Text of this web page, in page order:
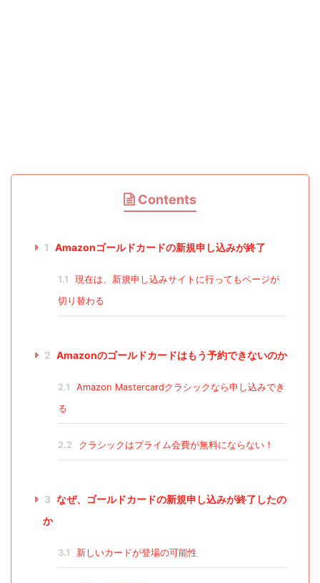
Contents
1 Amazonゴールドカードの新規申し込みが終了
1.1
現在は、新規申し込みサイトに行ってもページが
切り替わる
2 Amazonのゴールドカードはもう予約できないのか
2.1
Amazon Mastercardクラシックなら申し込みでき
る
2.2 クラシックはプライム会費が無料にならない！
3 なぜ、ゴールドカードの新規申し込みが終了したの
か
3.1 新しいカードが登場の可能性